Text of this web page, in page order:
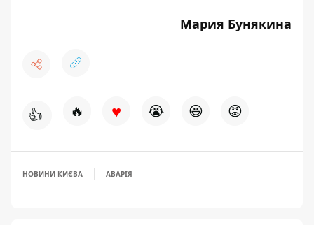
Мария Бунякина
👍 🔥 ♥ 😭 😆 😡
НОВИНИ КИЄВА АВАРІЯ